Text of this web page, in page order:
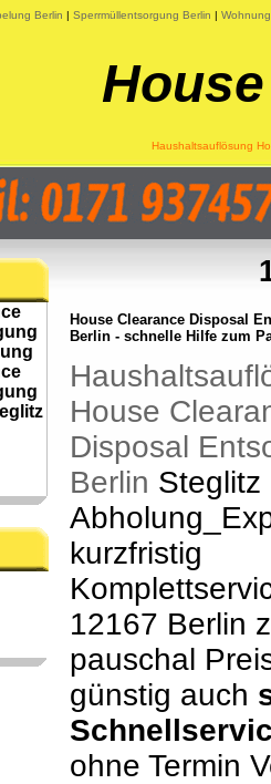
Berlin | Sperrmüllentsorgung Berlin |
Haushaltsauflösung
House Clearance Disposal
Berlin - schnelle Hilfe zum
House
Disposal
Berlin Steglitz
kurzfristig
12167 Berlin
pauschal
günstig auch
ohne Termin